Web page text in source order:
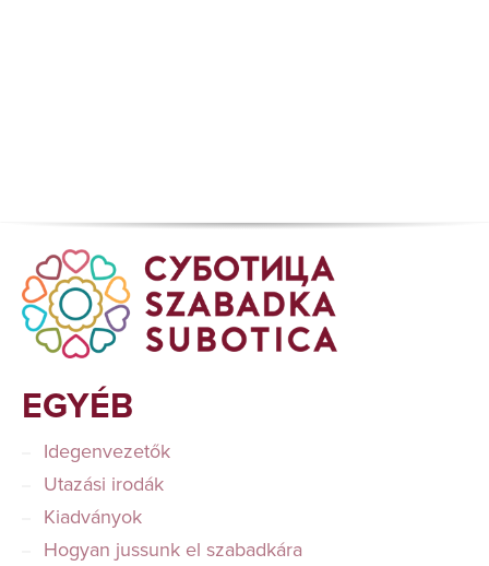
EGYÉB
Idegenvezetők
Utazási irodák
Kiadványok
Hogyan jussunk el szabadkára